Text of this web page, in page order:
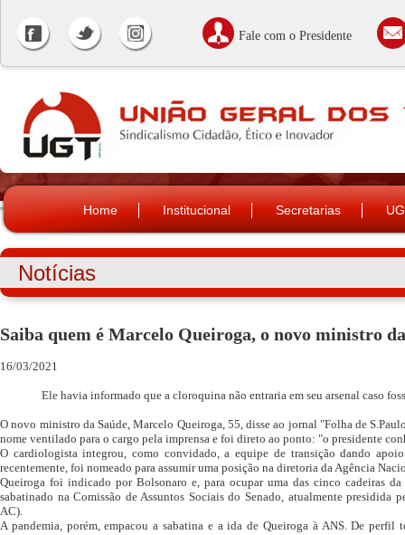
Fale com o Presidente
Home Institucional Secretarias
Notícias
Saiba quem é Marcelo Queiroga, o novo ministro
16/03/2021
Ele havia informado que a cloroquina não entraria em seu arsenal caso
O novo ministro da Saúde, Marcelo Queiroga, 55, disse ao jornal "Folha de
nome ventilado para o cargo pela imprensa e foi direto ao ponto: "o presidente
O cardiologista integrou, como convidado, a equipe de transição dando
recentemente, foi nomeado para assumir uma posição na diretoria da Agência
Queiroga foi indicado por Bolsonaro e, para ocupar uma das cinco cadeiras
sabatinado na Comissão de Assuntos Sociais do Senado, atualmente presidida
AC).
A pandemia, porém, empacou a sabatina e a ida de Queiroga à ANS. De